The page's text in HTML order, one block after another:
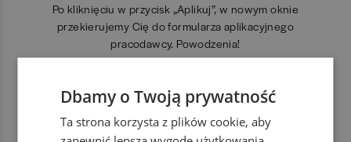
Po kliknięciu w przycisk „Aplikuj”, w nowym oknie
przekierujemy Cię do formularza aplikacyjnego
pracodawcy. Powodzenia!
APLIKUJ
Dbamy o Twoją prywatność
Ta strona korzysta z plików cookie, aby